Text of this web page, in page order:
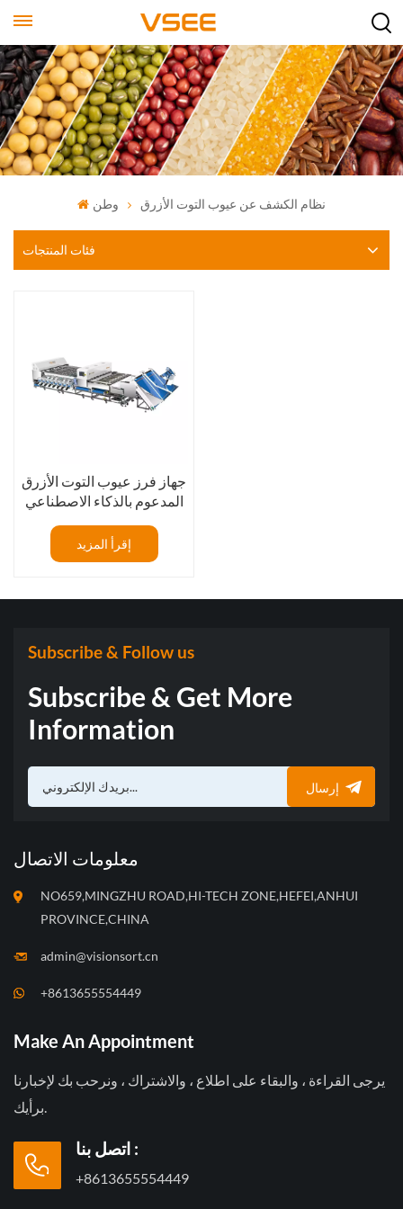
وطن نظام الكشف عن عيوب التوت الأزرق
فئات المنتجات
جهاز فرز عيوب التوت الأزرق
المدعوم بالذكاء الاصطناعي
جهاز فرز بصري
إقرأ المزيد
Subscribe & Follow us
Subscribe & Get More
Information
إرسال
معلومات الاتصال
NO659,MINGZHU ROAD,HI-TECH ZONE,HEFEI,ANHUI
PROVINCE,CHINA
admin@visionsort.cn
+8613655554449
Make An Appointment
يرجى القراءة ، والبقاء على اطلاع ، والاشتراك ، ونرحب بك لإخبارنا
برأيك.
اتصل بنا :
+8613655554449